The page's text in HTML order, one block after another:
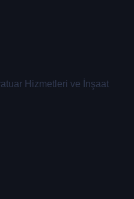
Hizmetleri ve İnşaat